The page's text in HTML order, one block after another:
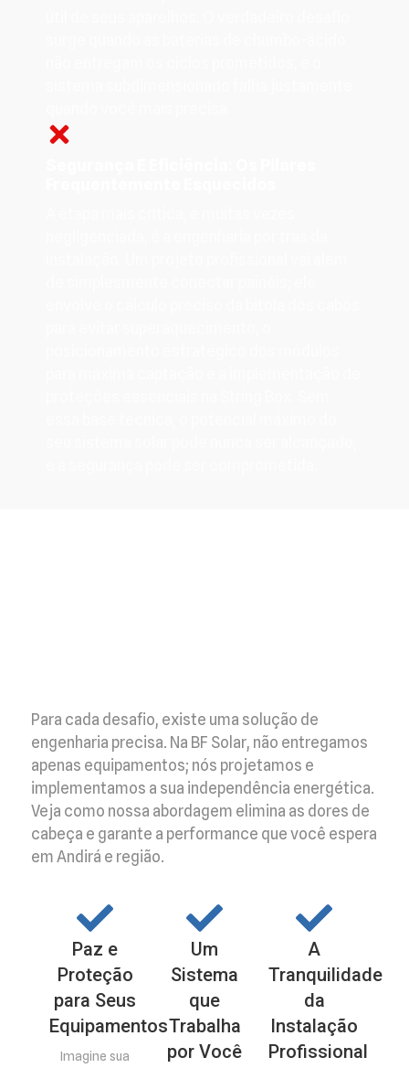
Para cada desafio, existe uma solução de
engenharia precisa. Na BF Solar, não entregamos
apenas equipamentos; nós projetamos e
implementamos a sua independência energética.
Veja como nossa abordagem elimina as dores de
cabeça e garante a performance que você espera
em Andirá e região.
Paz e
Proteção
para Seus
Equipamentos
Imagine sua
Um
Sistema
que
Trabalha
por Você
A
Tranquilidade
da
Instalação
Profissional